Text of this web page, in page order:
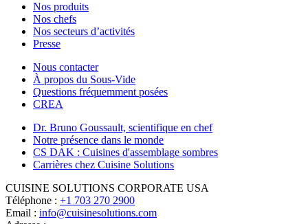
Nos produits
Nos chefs
Nos secteurs d’activités
Presse
Nous contacter
À propos du Sous-Vide
Questions fréquemment posées
CREA
Dr. Bruno Goussault, scientifique en chef
Notre présence dans le monde
CS DAK : Cuisines d'assemblage sombres
Carrières chez Cuisine Solutions
CUISINE SOLUTIONS CORPORATE USA
Téléphone : +1 703 270 2900
Email : info@cuisinesolutions.com